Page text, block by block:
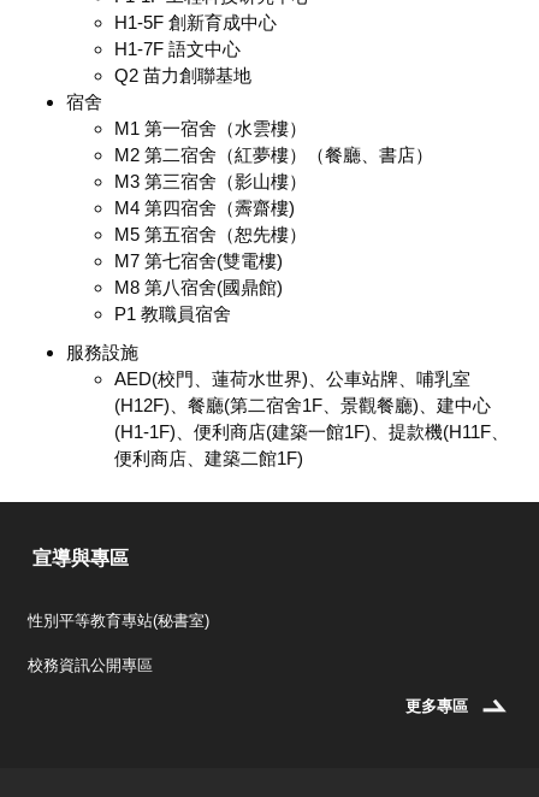
H1-5F 創新育成中心
H1-7F 語文中心
Q2 苗力創聯基地
宿舍
M1 第一宿舍（水雲樓）
M2 第二宿舍（紅夢樓）（餐廳、書店）
M3 第三宿舍（影山樓）
M4 第四宿舍（霽齋樓)
M5 第五宿舍（恕先樓）
M7 第七宿舍(雙電樓)
M8 第八宿舍(國鼎館)
P1 教職員宿舍
服務設施
AED(校門、蓮荷水世界)、公車站牌、哺乳室
(H12F)、餐廳(第二宿舍1F、景觀餐廳)、建中心
(H1-1F)、便利商店(建築一館1F)、提款機(H11F、
便利商店、建築二館1F)
宣導與專區
性別平等教育專站(秘書室)
校務資訊公開專區
更多專區